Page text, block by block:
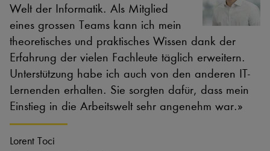
Welt der Informatik. Als Mitglied
eines grossen Teams kann ich mein
theoretisches und praktisches Wissen dank der
Erfahrung der vielen Fachleute täglich erweitern.
Unterstützung habe ich auch von den anderen IT-
Lernenden erhalten. Sie sorgten dafür, dass mein
Einstieg in die Arbeitswelt sehr angenehm war.
Lorent Toci